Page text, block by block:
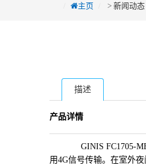
主页 > 新闻动态
描述
产品详情
GINIS FC1705-
用4G信号传输。在室外